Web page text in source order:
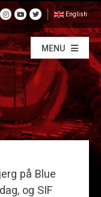
English
MENU
på Blue
og SIF